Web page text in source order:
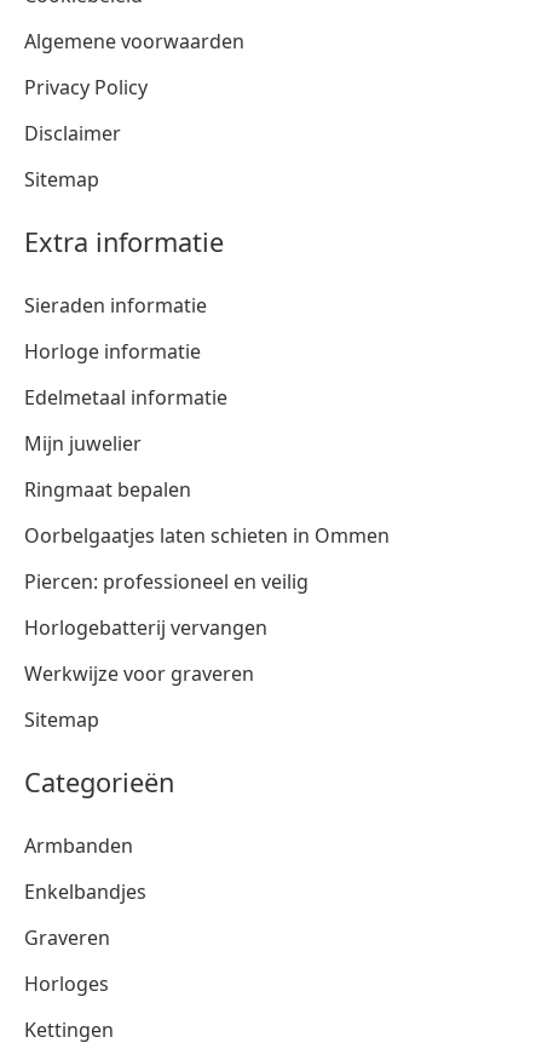
Algemene voorwaarden
Privacy Policy
Disclaimer
Sitemap
Extra informatie
Sieraden informatie
Horloge informatie
Edelmetaal informatie
Mijn juwelier
Ringmaat bepalen
Oorbelgaatjes laten schieten in Ommen
Piercen: professioneel en veilig
Horlogebatterij vervangen
Werkwijze voor graveren
Sitemap
Categorieën
Armbanden
Enkelbandjes
Graveren
Horloges
Kettingen